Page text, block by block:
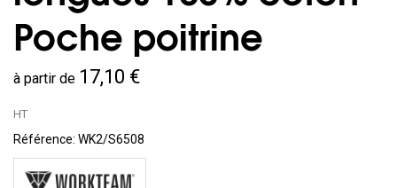
Poche poitrine
à partir de 17,10 €
HT
Référence: WK2/S6508